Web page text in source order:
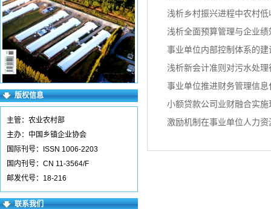
版权信息
主管：农业农村部
主办：中国乡镇企业协会
国际刊号：ISSN 1006-2203
国内刊号：CN 11-3564/F
邮发代号：18-216
联系我们
浅析乡村振兴进程中农村
浅析全面预算管理与企业
事业单位内部控制体系的
浅析新会计准则对污水处
事业单位推进财务管理信
小额贷款公司业财融合实
激励机制在事业单位人力